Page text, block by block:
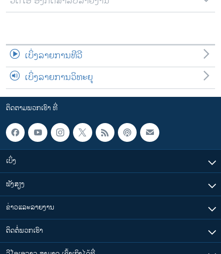
ເບິ່ງລາຍການທີວີ
ເບິ່ງລາຍການວິທະຍຸ
ຕິດຕາມພວກເຮົາ ທີ່
ເບິ່ງ
ຟັງສຽງ
ຂ່າວແລະລາຍງານ
ຕິດຕໍ່ພວກເຮົາ